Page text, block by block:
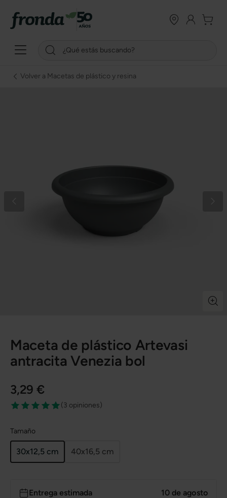
Volver a Macetas de plástico y resina
Maceta de plástico Artevasi
antracita Venezia bol
3,29 €
(3 opiniones)
Tamaño
30x12,5 cm 40x16,5 cm
Entrega estimada 10 de agosto